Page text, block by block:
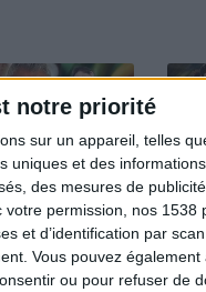
notre priorité
sur un appareil, telles
uniques et des
des mesures de
votre permission, nos 1538
et d’identification par
Vous pouvez également
ou pour refuser de
de poids ?
?